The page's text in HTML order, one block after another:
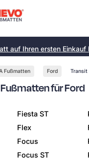
auf Ihren ersten Einkauf
Fußmatten Ford Transit
Fußmatten für Ford
Fiesta ST
Flex
Focus
Focus ST